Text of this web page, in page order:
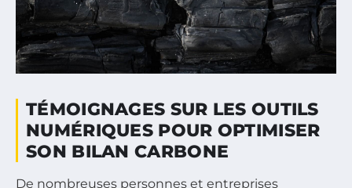
TÉMOIGNAGES SUR LES OUTILS
NUMÉRIQUES POUR OPTIMISER
SON BILAN CARBONE
De nombreuses personnes et entreprises